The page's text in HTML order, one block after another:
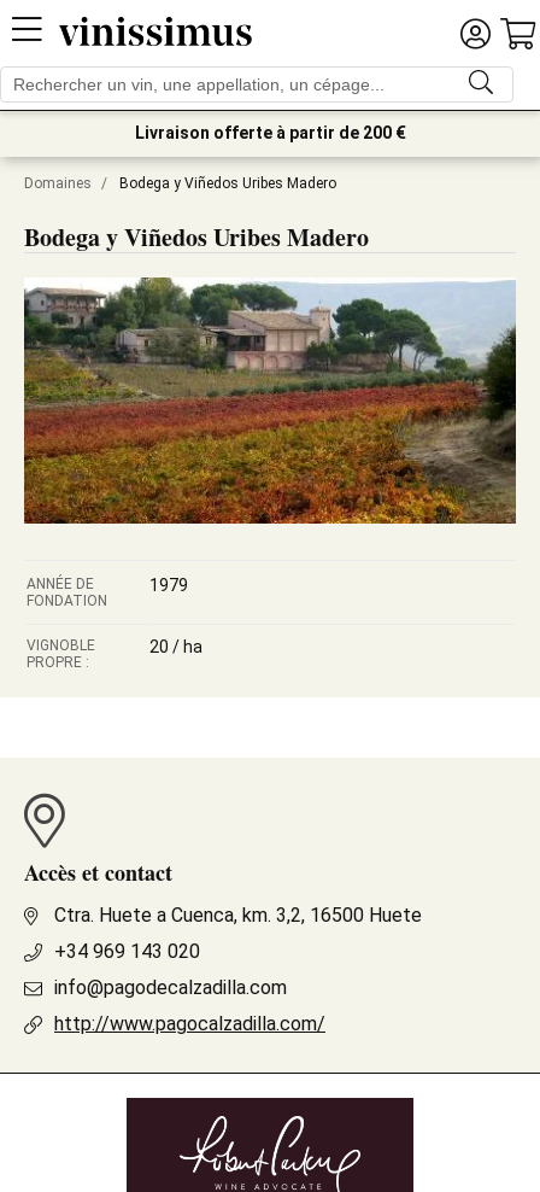
Livraison offerte à partir de 200 €
Domaines / Bodega y Viñedos Uribes Madero
Bodega y Viñedos Uribes Madero
ANNÉE DE
FONDATION
1979
VIGNOBLE
PROPRE :
20 / ha
Accès et contact
Ctra. Huete a Cuenca, km. 3,2, 16500 Huete
+34 969 143 020
info@pagodecalzadilla.com
http://www.pagocalzadilla.com/